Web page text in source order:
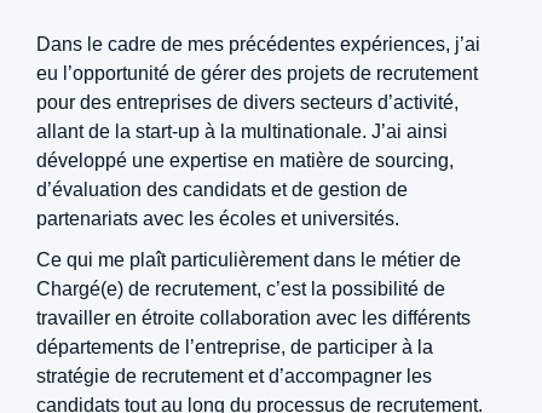
Dans le cadre de mes précédentes expériences, j’ai
eu l’opportunité de gérer des projets de recrutement
pour des entreprises de divers secteurs d’activité,
allant de la start-up à la multinationale. J’ai ainsi
développé une expertise en matière de sourcing,
d’évaluation des candidats et de gestion de
partenariats avec les écoles et universités.
Ce qui me plaît particulièrement dans le métier de
Chargé(e) de recrutement, c’est la possibilité de
travailler en étroite collaboration avec les différents
départements de l’entreprise, de participer à la
stratégie de recrutement et d’accompagner les
candidats tout au long du processus de recrutement.